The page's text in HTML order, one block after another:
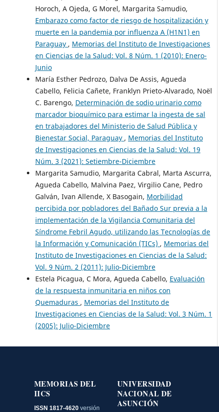
Horoch, A Ojeda, G Morel, Margarita Samudio,
Embarazo como factor de riesgo de hospitalización y
muerte en la pandemia por influenza A (H1N1) en
Paraguay , Memorias del Instituto de Investigaciones
en Ciencias de la Salud: Vol. 8 Núm. 1 (2010): Enero-
Junio
María Esther Pedrozo, Dalva De Assis, Agueda
Cabello, Felicia Cañete, Franklyn Prieto-Alvarado, Noël
C. Barengo, Determinación de sodio urinario como
marcador bioquímico para estimar la ingesta de sal
en trabajadores del Ministerio de Salud Pública y
Bienestar Social, Paraguay , Memorias del Instituto
de Investigaciones en Ciencias de la Salud: Vol. 19
Núm. 3 (2021): Setiembre-Diciembre
Margarita Samudio, Margarita Cabral, Marta Ascurra,
Agueda Cabello, Malvina Paez, Virgilio Cane, Pedro
Galván, Ivan Allende, X Basogain, Morbilidad
percibida por pobladores del Bañado Sur previa a la
implementación de la Vigilancia Comunitaria del
Síndrome Febril Agudo, utilizando las Tecnologías de
la Información y Comunicación (TICs) , Memorias del
Instituto de Investigaciones en Ciencias de la Salud:
Vol. 9 Núm. 2 (2011): Julio-Diciembre
Estela Picagua, C Mora, Agueda Cabello, Evaluación
de la respuesta inmunitaria en niños con
Quemaduras , Memorias del Instituto de
Investigaciones en Ciencias de la Salud: Vol. 3 Núm. 1
(2005): Julio-Diciembre
MEMORIAS DEL
IICS
ISSN 1817-4620 versión
UNIVERSIDAD
NACIONAL DE
ASUNCIÓN